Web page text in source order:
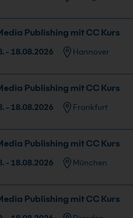
Straße 7, 70178 Stuttgart
Datum
17.08. -
Publishing mit CC Kurs
- 18.08.2026 Hannover
13a, 30173 Hannover
Datum
17.08. -
09:00 -
Publishing mit CC Kurs
- 18.08.2026 Frankfurt
51, 60437 Frankfurt
Datum
17.08. -
Publishing mit CC Kurs
- 18.08.2026 München
6a, 81925 München
Datum und
17.08. -
09:00 - 16:00
Publishing mit CC Kurs